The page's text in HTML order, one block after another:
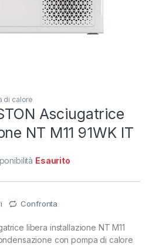
di calore
Asciugatrice
NT M11 91WK IT
Esaurito
Confronta
libera installazione NT M11
con pompa di calore